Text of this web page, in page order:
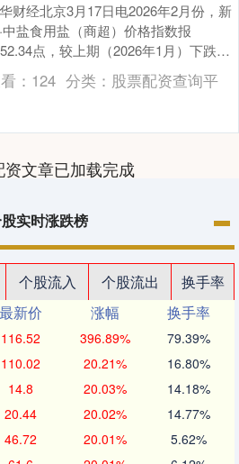
财经北京3月17日电2026年2月份，新
中盐食用盐（商超）价格指数报
点，较上期（2026年1月）下跌
点，跌幅0.72%；较基期（2....
： 124 分类： 股票配资查询平
资文章已加载完成
实时涨跌榜
个股流入 个股流出
换手率
最新价 涨幅
换手率
116.52 396.89% 79.39%
110.02 20.21% 16.80%
14.8 20.03% 14.18%
20.44 20.02% 14.77%
46.72 20.01% 5.62%